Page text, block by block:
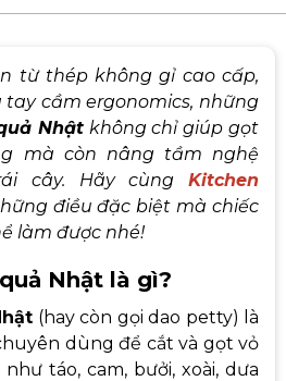
từ thép không gỉ cao cấp,
cầm ergonomics, những
Nhậtkhông chỉ giúp gọt
mà còn nâng tầm nghệ
cây. Hãy cùng Kitchen
điều đặc biệt mà chiếc
làm được nhé!
Nhật là gì?
(hay còn gọi dao petty) là
dùng để cắt và gọt vỏ
táo, cam, bưởi, xoài, dưa